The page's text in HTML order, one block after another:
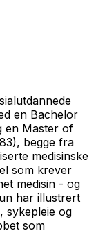
en Bachelor
en Master of
begge fra
medisinske
som krever
medisin - og
har illustrert
sykepleie og
som